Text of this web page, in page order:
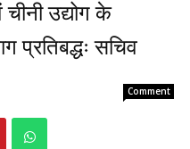
चीनी उद्योग के
प्रतिबद्धः सचिव
Comment